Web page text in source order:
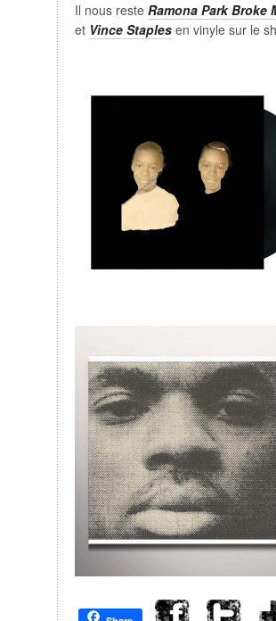
Il nous reste Ramona Park Broke
et Vince Staplesen vinyle sur le